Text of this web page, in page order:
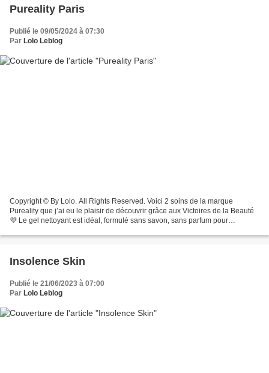
Pureality Paris
Publié le 09/05/2024 à 07:30
Par Lolo Leblog
Copyright © By Lolo. All Rights Reserved. Voici 2 soins de la marque
Pureality que j’ai eu le plaisir de découvrir grâce aux Victoires de la Beauté
💜 Le gel nettoyant est idéal, formulé sans savon, sans parfum pour
Insolence Skin
Publié le 21/06/2023 à 07:00
Par Lolo Leblog